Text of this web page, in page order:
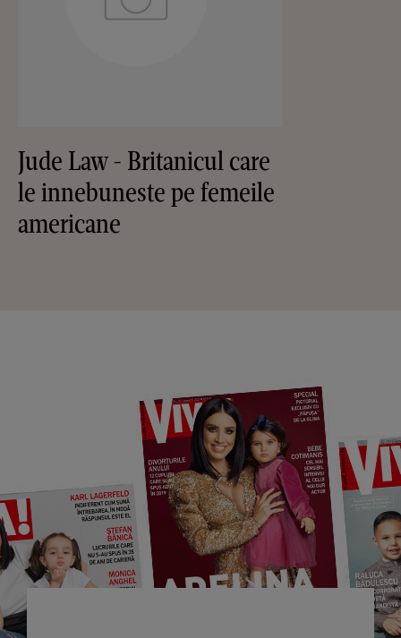
Jude Law - Britanicul care
le innebuneste pe femeile
americane